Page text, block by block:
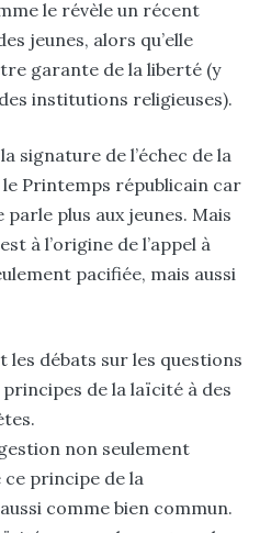
le révèle un récent
jeunes, alors qu’elle
garante de la liberté (y
institutions religieuses).
signature de l’échec de la
Printemps républicain car
plus aux jeunes. Mais
à l’origine de l’appel à
pacifiée, mais aussi
les débats sur les questions
principes de la laïcité à des
non seulement
principe de la
comme bien commun.